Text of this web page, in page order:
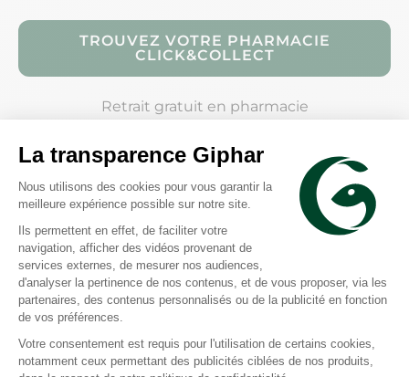
TROUVEZ VOTRE PHARMACIE
CLICK&COLLECT
Retrait gratuit en pharmacie
Description
Conseils d'utilisation
Composition
Caractéristiques